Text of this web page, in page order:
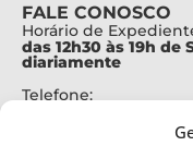
FALE CONOSCO
Horário de
das 12h30 às 19h de
diariamente
Telefone: